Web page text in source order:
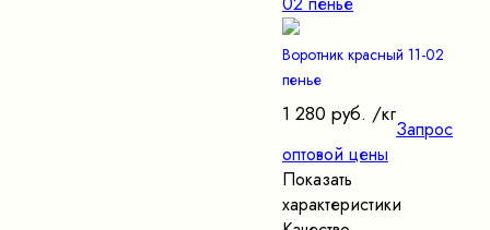
Воротник красный 11-02
пенье
1 280 руб. /кг
Запрос
оптовой цены
Показать
характеристики